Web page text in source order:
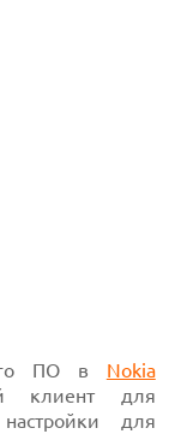
ПО в Nokia
клиент для
для